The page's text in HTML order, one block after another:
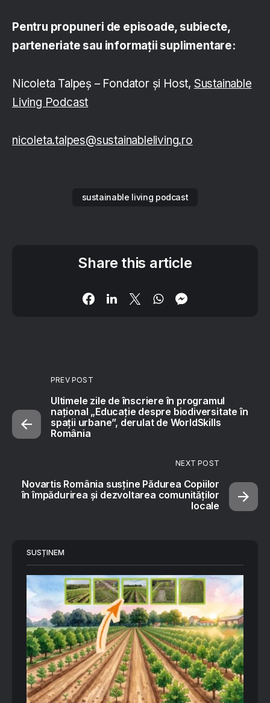
Pentru propuneri de episoade, subiecte,
parteneriate sau informații suplimentare:
Nicoleta Talpeș – Fondator și Host, Sustainable
Living Podcast
nicoleta.talpes@sustainableliving.ro
sustainable living podcast
Share this article
PREV POST
Ultimele zile de înscriere în programul
național „Educație despre biodiversitate în
spații urbane”, derulat de WorldSkills
România
NEXT POST
Novartis România susține Pădurea Copiilor
în împădurirea și dezvoltarea comunităților
locale
SUSȚINEM